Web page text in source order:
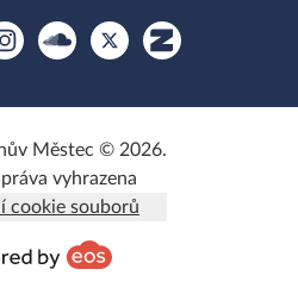
SoundcloudPlatform XZonerama
Městec © 2026.
vyhrazena
cookie souborů